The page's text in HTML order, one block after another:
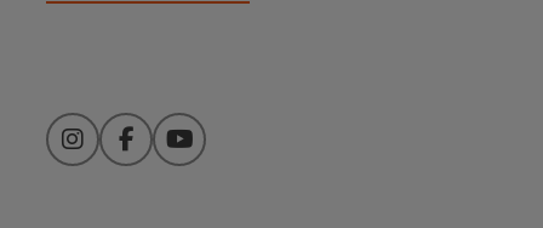
InstagramFacebookYouTube